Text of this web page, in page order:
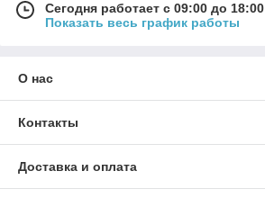
Сегодня работает с 09:00 до 18:00
Показать весь график работы
О нас
Контакты
Доставка и оплата